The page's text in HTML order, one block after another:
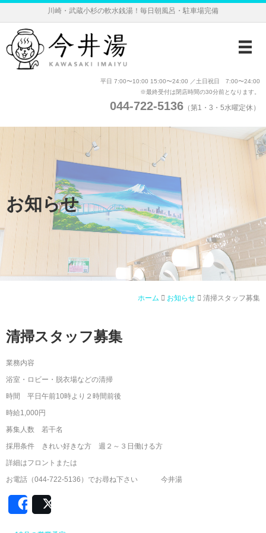
川崎・武蔵小杉の軟水銭湯！毎日朝風呂・駐車場完備
平日 7:00〜10:00 15:00〜24:00 ／土日祝日 7:00〜24:00
※最終受付は閉店時間の30分前となります。
044-722-5136 （第1・3・5水曜定休）
お知らせ
ホーム お知らせ 清掃スタッフ募集
清掃スタッフ募集
業務内容
浴室・ロビー・脱衣場などの清掃
時間 平日午前10時より２時間前後
時給1,000円
募集人数 若干名
採用条件 きれい好きな方 週２～３日働ける方
詳細はフロントまたは
お電話（044‐722‐5136）でお尋ね下さい 今井湯
Share